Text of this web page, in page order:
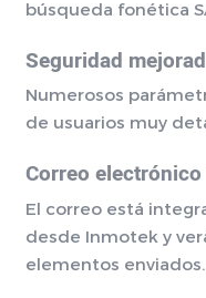
búsqueda fonética
Seguridad
Numerosos
de usuarios muy
Correo
El correo está
desde Inmotek y
elementos enviados.